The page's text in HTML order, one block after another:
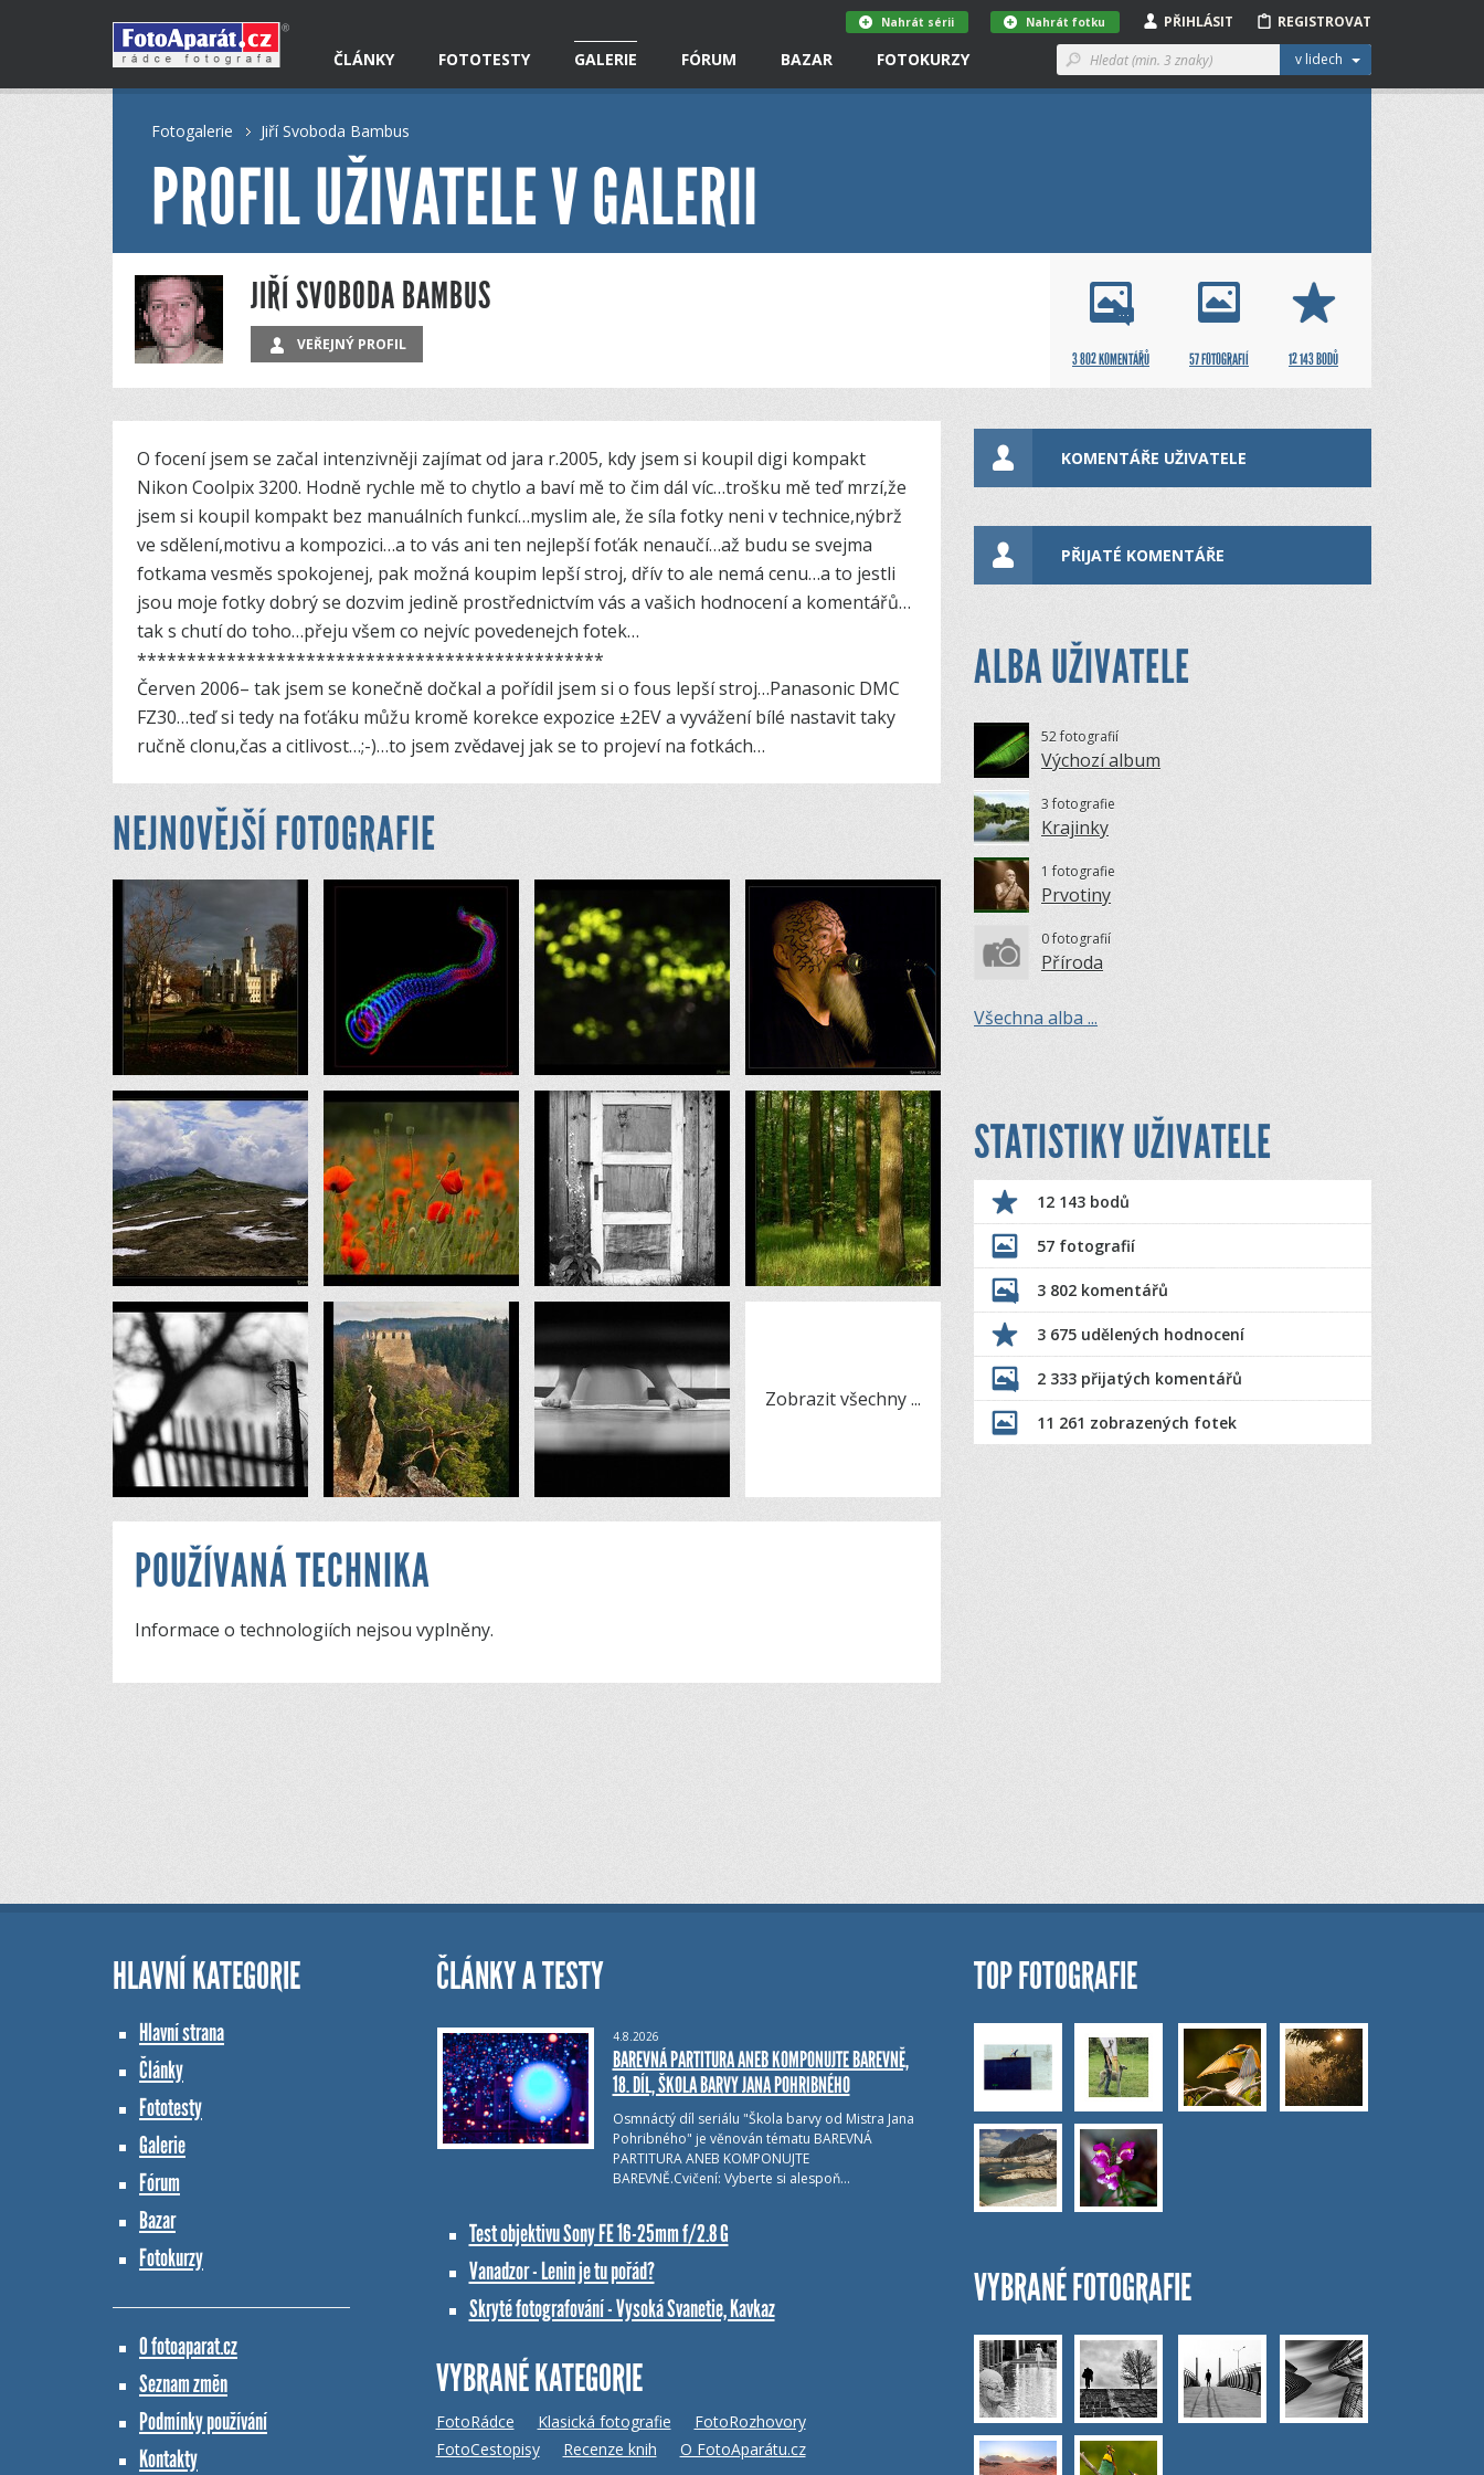
ČLÁNKY FOTOTESTY GALERIE FÓRUM BAZAR FOTOKURZY v lidech
REGISTROVAT
PŘIHLÁSIT
Nahrát fotku
Nahrát sérii
Fotogalerie Jiří Svoboda Bambus
PROFIL UŽIVATELE V GALERII
JIŘÍ SVOBODA BAMBUS
VEŘEJNÝ PROFIL
3 802 KOMENTÁŘŮ
57 FOTOGRAFIÍ 12 143 BODŮ
O focení jsem se začal intenzivněji zajímat od jara r.2005, kdy jsem si koupil digi kompakt
Nikon Coolpix 3200. Hodně rychle mě to chytlo a baví mě to čim dál víc…trošku mě teď mrzí,že
jsem si koupil kompakt bez manuálních funkcí…myslim ale, že síla fotky neni v technice,nýbrž
ve sdělení,motivu a kompozici…a to vás ani ten nejlepší foťák nenaučí…až budu se svejma
fotkama vesměs spokojenej, pak možná koupim lepší stroj, dřív to ale nemá cenu…a to jestli
jsou moje fotky dobrý se dozvim jedině prostřednictvím vás a vašich hodnocení a komentářů…
tak s chutí do toho…přeju všem co nejvíc povedenejch fotek…
*************­************************­**********
Červen 2006– tak jsem se konečně dočkal a pořídil jsem si o fous lepší stroj…Panasonic DMC
FZ30…teď si tedy na foťáku můžu kromě korekce expozice ±2EV a vyvážení bílé nastavit taky
ručně clonu,čas a citlivost…;-)…to jsem zvědavej jak se to projeví na fotkách…
NEJNOVĚJŠÍ FOTOGRAFIE
Zobrazit všechny...
POUŽÍVANÁ TECHNIKA
Informace o technologiích nejsou vyplněny.
KOMENTÁŘE UŽIVATELE
PŘIJATÉ KOMENTÁŘE
ALBA UŽIVATELE
52 fotografií
Výchozí album
3 fotografie
Krajinky
1 fotografie
Prvotiny
0 fotografií
Příroda
Všechna alba ...
STATISTIKY UŽIVATELE
12 143 bodů
57 fotografií
3 802 komentářů
3 675 udělených hodnocení
2 333 přijatých komentářů
11 261 zobrazených fotek
HLAVNÍ KATEGORIE
Hlavní strana
Články
Fototesty
Galerie
Fórum
Bazar
Fotokurzy
O fotoaparat.cz
Seznam změn
Podmínky používání
Kontakty
ČLÁNKY A TESTY
4.8.2026
BAREVNÁ PARTITURA ANEB KOMPONUJTE BAREVNĚ,
18. DÍL, ŠKOLA BARVY JANA POHRIBNÉHO
Osmnáctý díl seriálu "Škola barvy od Mistra Jana
Pohribného" je věnován tématu BAREVNÁ
PARTITURA ANEB KOMPONUJTE
BAREVNĚ.Cvičení: Vyberte si alespoň…
Test objektivu Sony FE 16-25mm f/2.8 G
Vanadzor - Lenin je tu pořád?
Skryté fotografování - Vysoká Svanetie, Kavkaz
VYBRANÉ KATEGORIE
FotoRádce Klasická fotografie
FotoRozhovory
FotoCestopisy
Recenze knih O FotoAparátu.cz
TOP FOTOGRAFIE
VYBRANÉ FOTOGRAFIE